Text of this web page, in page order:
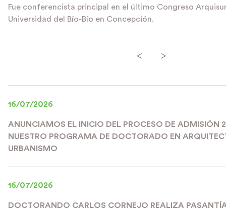
Fue conferencista principal en el último Congreso
Universidad del Bío-Bío en Concepción.
< >
16/07/2026
ANUNCIAMOS EL INICIO DEL PROCESO DE ADMISIÓN
NUESTRO PROGRAMA DE DOCTORADO EN
URBANISMO
16/07/2026
DOCTORANDO CARLOS CORNEJO REALIZA